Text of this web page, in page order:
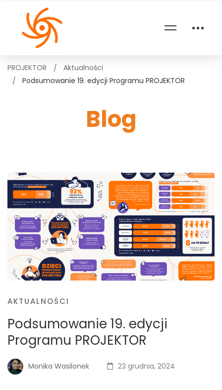
Blog
PROJEKTOR
Aktualności
Podsumowanie 19. edycji Programu PROJEKTOR
AKTUALNOŚCI
Podsumowanie 19. edycji
Programu PROJEKTOR
Monika Wasilonek 23 grudnia, 2024